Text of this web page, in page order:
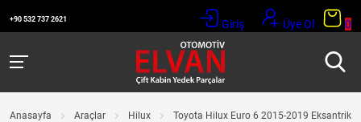
+90 532 737 2621 Giriş Üye Ol 0
Anasayfa Araçlar Hilux Toyota Hilux Euro 6 2015-2019 Eksantrik